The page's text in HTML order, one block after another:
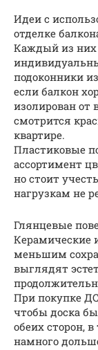
Идеи с
отделке
Каждый из них
подоконники
если балкон
изолирован от
смотрится
квартире.
Пластиковые
ассортимент
но стоит
нагрузкам не
Глянцевые
Керамические
меньшим
выглядят
При покупке
чтобы доска
обеих сторон,
намного